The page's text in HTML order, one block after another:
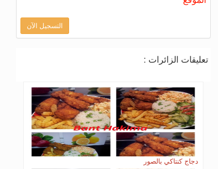
التسجيل الآن
تعليقات الزائرات :
دجاج كنتاكي بالصور